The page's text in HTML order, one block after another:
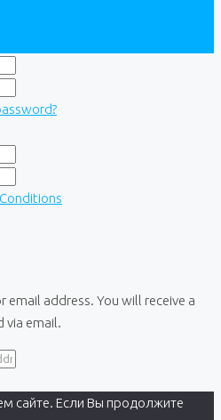
email address. You will receive a
via email.
сайте. Если Вы продолжите